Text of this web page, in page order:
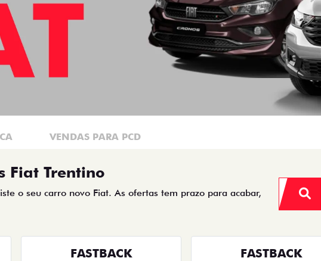
VENDAS PARA PCD
Fiat Trentino
o seu carro novo Fiat. As ofertas tem prazo para acabar,
FASTBACK FASTBACK